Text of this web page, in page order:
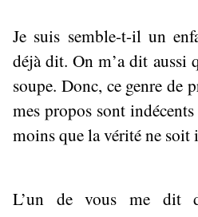
Je suis semble-t-il un
déjà dit. On m’a dit aussi
soupe. Donc, ce genre de
mes propos sont
moins que la vérité ne soit
L’un de vous me dit